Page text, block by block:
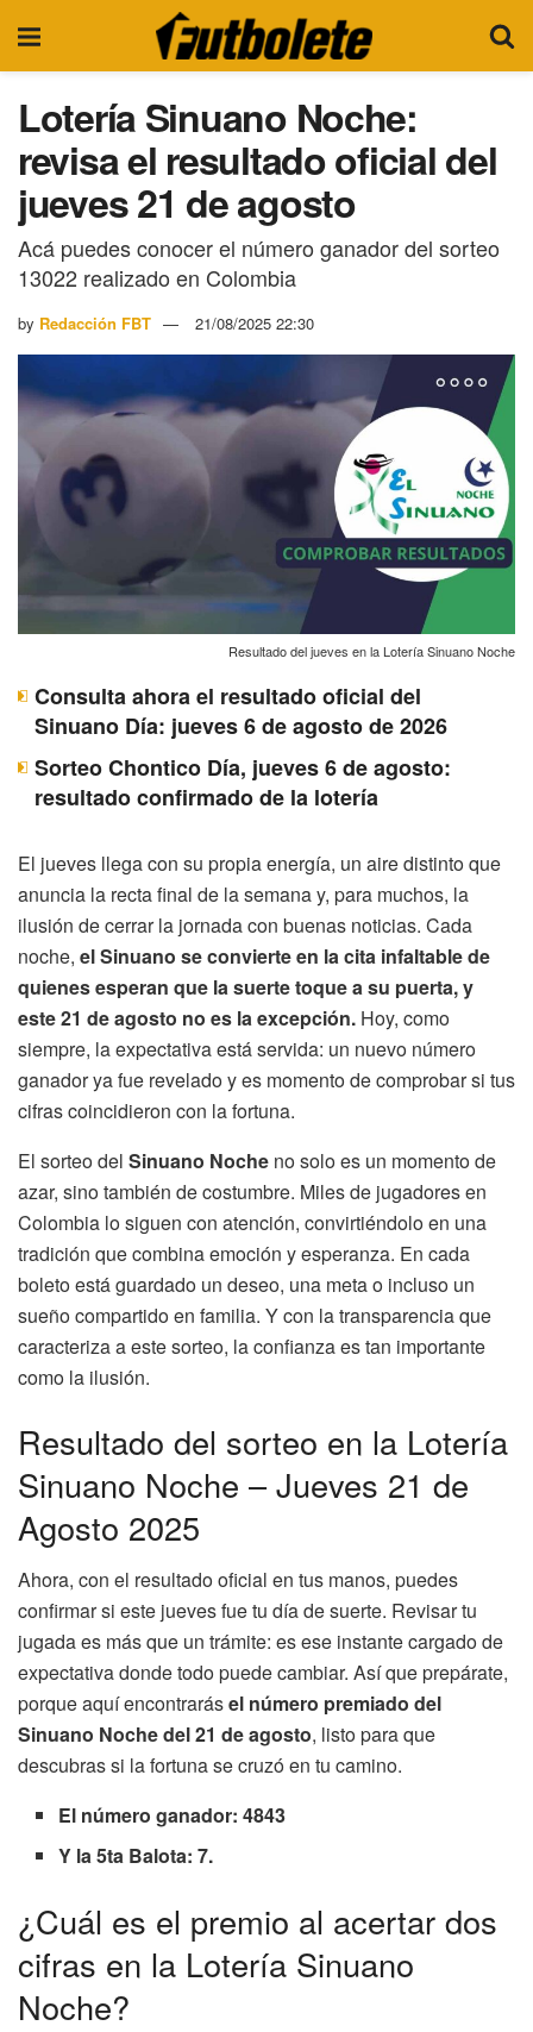
Lotería Sinuano Noche:
revisa el resultado oficial del
jueves 21 de agosto
Acá puedes conocer el número ganador del sorteo
13022 realizado en Colombia
by Redacción FBT 21/08/2025 22:30
Resultado del jueves en la Lotería Sinuano Noche
Consulta ahora el resultado oficial del
Sinuano Día: jueves 6 de agosto de 2026
Sorteo Chontico Día, jueves 6 de agosto:
resultado confirmado de la lotería
El jueves llega con su propia energía, un aire distinto que
anuncia la recta final de la semana y, para muchos, la
ilusión de cerrar la jornada con buenas noticias. Cada
noche, el Sinuano se convierte en la cita infaltable de
quienes esperan que la suerte toque a su puerta, y
este 21 de agosto no es la excepción. Hoy, como
siempre, la expectativa está servida: un nuevo número
ganador ya fue revelado y es momento de comprobar si tus
cifras coincidieron con la fortuna.
El sorteo del Sinuano Noche no solo es un momento de
azar, sino también de costumbre. Miles de jugadores en
Colombia lo siguen con atención, convirtiéndolo en una
tradición que combina emoción y esperanza. En cada
boleto está guardado un deseo, una meta o incluso un
sueño compartido en familia. Y con la transparencia que
caracteriza a este sorteo, la confianza es tan importante
como la ilusión.
Resultado del sorteo en la Lotería
Sinuano Noche – Jueves 21 de
Agosto 2025
Ahora, con el resultado oficial en tus manos, puedes
confirmar si este jueves fue tu día de suerte. Revisar tu
jugada es más que un trámite: es ese instante cargado de
expectativa donde todo puede cambiar. Así que prepárate,
porque aquí encontrarásel número premiado del
Sinuano Noche del 21 de agosto, listo para que
descubras si la fortuna se cruzó en tu camino.
El número ganador: 4843
Y la 5ta Balota: 7.
¿Cuál es el premio al acertar dos
cifras en la Lotería Sinuano
Noche?